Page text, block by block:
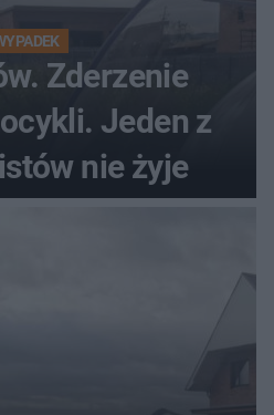
Zderzenie
Jeden z
nie żyje